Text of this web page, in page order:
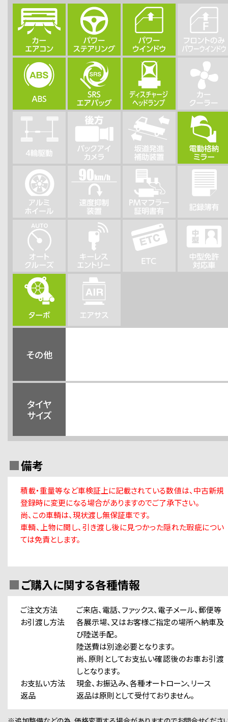
その他
タイヤ
サイズ
備考
積載・重量等など車検証上に記載されている数値は、中古新規
登録時に変更になる場合がありますのでご了承下さい。
尚、この車輌は、現状渡し無保証車です。
車輌、上物に関し、引き渡し後に見つかった隠れた瑕疵につい
ては免責とします。
ご購入に関する各種情報
ご注文方法
ご来店、電話、ファックス、電子メール、郵便等
お引渡し方法
各展示場、又はお客様ご指定の場所へ納車及
び陸送手配。
陸送費は別途必要となります。
尚、原則としてお支払い確認後のお車お引渡
しとなります。
お支払い方法
現金、お振込み、各種オートローン、リース
返品
返品は原則として受付ておりません。